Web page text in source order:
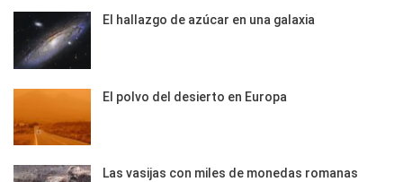
El hallazgo de azúcar en una galaxia
El polvo del desierto en Europa
Las vasijas con miles de monedas romanas